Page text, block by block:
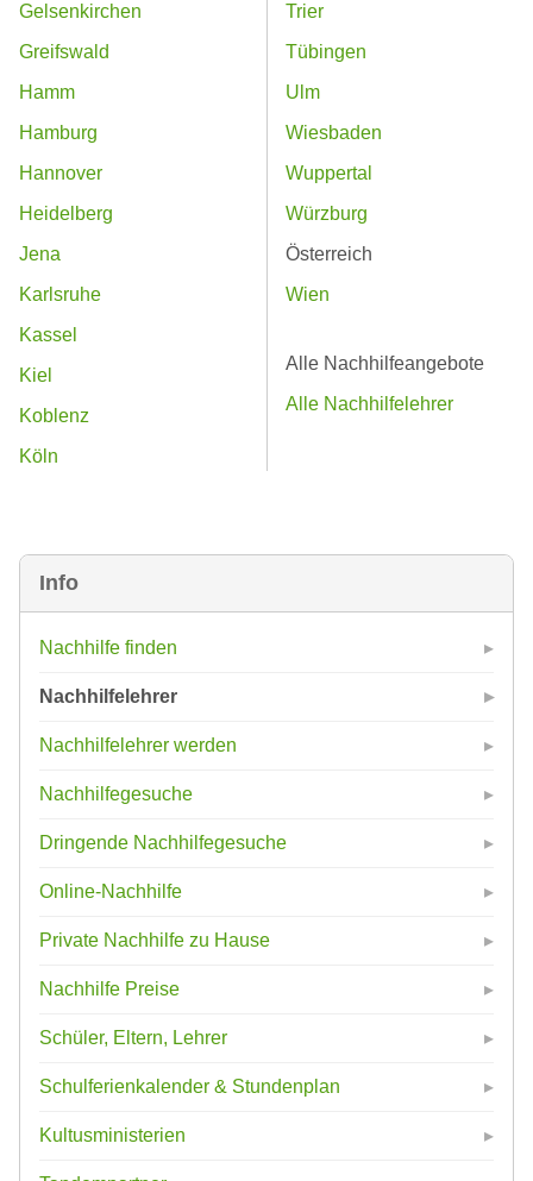
Info
Nachhilfe finden
Nachhilfelehrer
Nachhilfelehrer werden
Nachhilfegesuche
Dringende Nachhilfegesuche
Online-Nachhilfe
Private Nachhilfe zu Hause
Nachhilfe Preise
Schüler, Eltern, Lehrer
Schulferienkalender & Stundenplan
Kultusministerien
Gelsenkirchen
Greifswald
Hamm
Hamburg
Hannover
Heidelberg
Jena
Karlsruhe
Kassel
Kiel
Koblenz
Köln
Trier
Tübingen
Ulm
Wiesbaden
Wuppertal
Würzburg
Österreich
Wien
Alle Nachhilfeangebote
Alle Nachhilfelehrer